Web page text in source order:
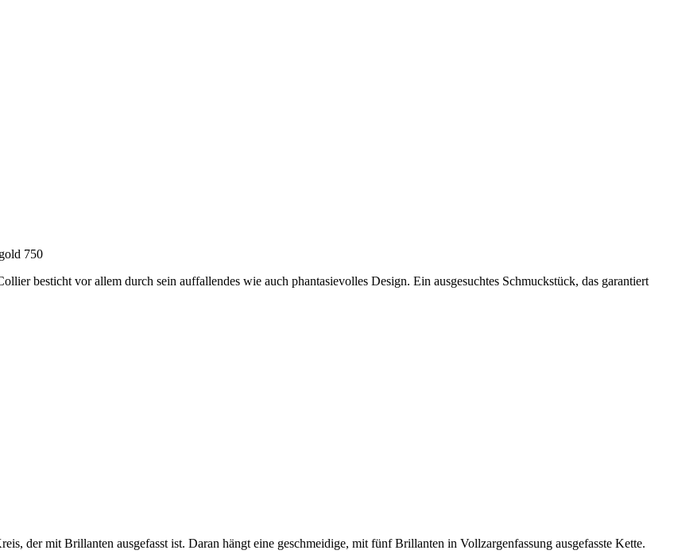
750
besticht vor allem durch sein auffallendes wie auch phantasievolles Design. Ein ausgesuchtes Schmuckstück, das garantiert
der mit Brillanten ausgefasst ist. Daran hängt eine geschmeidige, mit fünf Brillanten in Vollzargenfassung ausgefasste Kette.